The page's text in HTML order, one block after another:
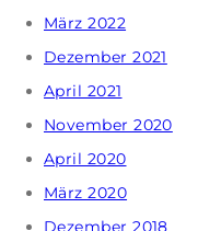
März 2022
Dezember 2021
April 2021
November 2020
April 2020
März 2020
Dezember 2018